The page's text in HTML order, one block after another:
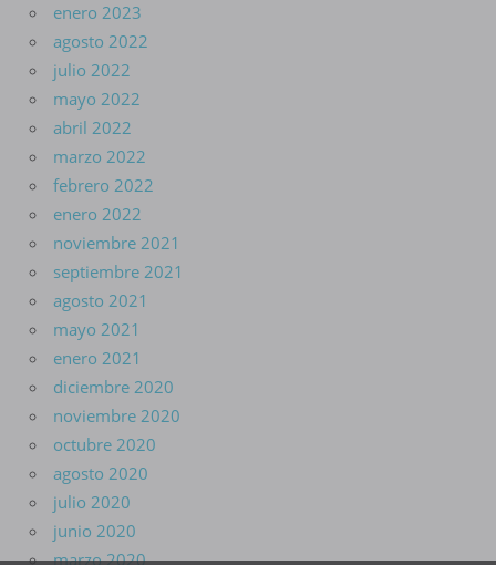
enero 2023
agosto 2022
julio 2022
mayo 2022
abril 2022
marzo 2022
febrero 2022
enero 2022
noviembre 2021
septiembre 2021
agosto 2021
mayo 2021
enero 2021
diciembre 2020
noviembre 2020
octubre 2020
agosto 2020
julio 2020
junio 2020
marzo 2020